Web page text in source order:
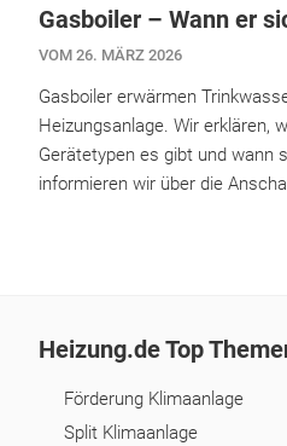
Gasboiler – Wann er
VOM 26. MÄRZ 2026
Gasboiler erwärmen
Heizungsanlage. Wir erklären,
Gerätetypen es gibt und wann
informieren wir über die
Heizung.de Top
Förderung Klimaanlage
Split Klimaanlage